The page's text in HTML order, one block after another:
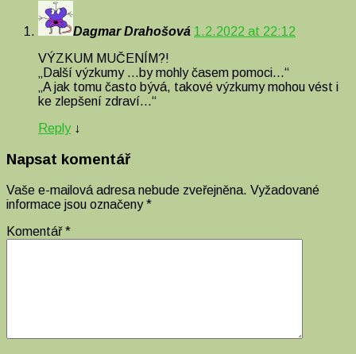
Dagmar Drahošová 1.2.2022 at 22:12
VÝZKUM MUČENÍM?!
„Další výzkumy …by mohly časem pomoci…“
„A jak tomu často bývá, takové výzkumy mohou vést i
ke zlepšení zdraví…“
Reply ↓
Napsat komentář
Vaše e-mailová adresa nebude zveřejněna. Vyžadované
informace jsou označeny*
Komentář*